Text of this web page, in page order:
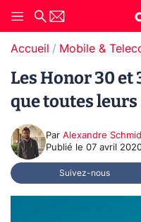
Accueil Mobile &
Les Honor 30
que toutes leurs
Par Alexandre Schmid
Publié le 07 avril
Suivez-nous